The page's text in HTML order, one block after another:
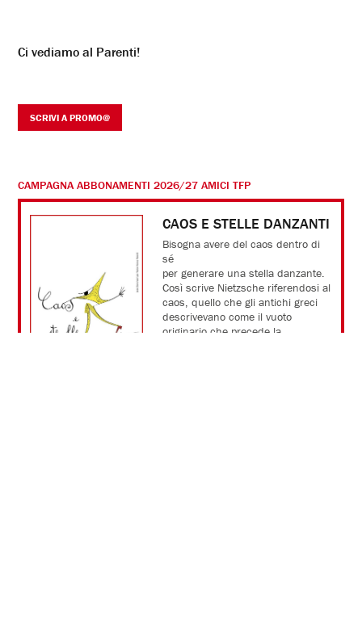
Ci vediamo al Parenti!
SCRIVI A PROMO@
CAMPAGNA ABBONAMENTI 2026/27 AMICI TFP
CAOS E STELLE DANZANTI
Bisogna avere del caos dentro di
sé
per generare una stella danzante.
Così scrive Nietzsche riferendosi al
caos, quello che gli antichi greci
descrivevano come il vuoto
originario che precede la